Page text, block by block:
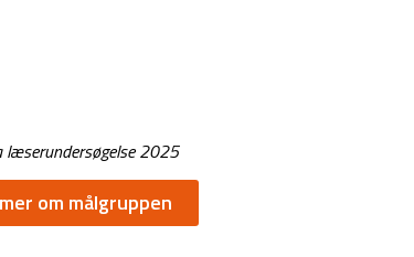
læserundersøgelse 2025
om målgruppen